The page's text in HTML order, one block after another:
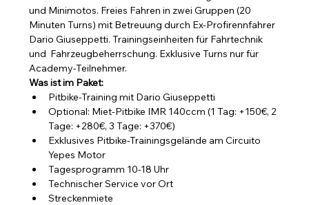
und Minimotos. Freies Fahren in zwei Gruppen (20
Minuten Turns) mit Betreuung durch Ex-Profirennfahrer
Dario Giuseppetti. Trainingseinheiten für Fahrtechnik
und  Fahrzeugbeherrschung. Exklusive Turns nur für
Academy-Teilnehmer.
Was ist im Paket:
Pitbike-Training mit Dario Giuseppetti
Optional: Miet-Pitbike IMR 140ccm (1 Tag: +150€, 2
Tage: +280€, 3 Tage: +370€)
Exklusives Pitbike-Trainingsgelände am Circuito
Yepes Motor
Tagesprogramm 10-18 Uhr
Technischer Service vor Ort
Streckenmiete